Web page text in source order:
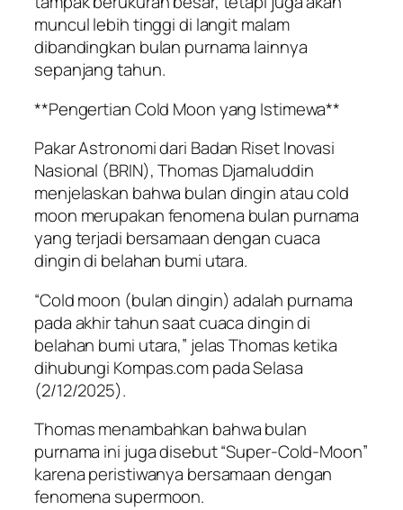
muncul lebih tinggi di langit malam
dibandingkan bulan purnama lainnya
sepanjang tahun.
**Pengertian Cold Moon yang Istimewa**
Pakar Astronomi dari Badan Riset Inovasi
Nasional (BRIN), Thomas Djamaluddin
menjelaskan bahwa bulan dingin atau cold
moon merupakan fenomena bulan purnama
yang terjadi bersamaan dengan cuaca
dingin di belahan bumi utara.
“Cold moon (bulan dingin) adalah purnama
pada akhir tahun saat cuaca dingin di
belahan bumi utara,” jelas Thomas ketika
dihubungi Kompas.com pada Selasa
(2/12/2025).
Thomas menambahkan bahwa bulan
purnama ini juga disebut “Super-Cold-Moon”
karena peristiwanya bersamaan dengan
fenomena supermoon.